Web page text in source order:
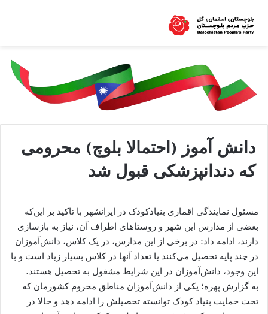
دانش آموز (احتمالا بلوچ) محرومی
که دندانپزشکی قبول شد
مسئول نمایندگی اقماری بنیادکودک در ایرانشهر با تاکید بر این‌که
بعضی از مدارس این شهر و روستاهای اطراف آن، نیاز به بازسازی
دارند، ادامه داد: در برخی از این مدارس، در یک کلاس، دانش‌آموزان
در چند پایه تحصیل می‌کنند یا تعداد آنها در کلاس بسیار زیاد است و با
این وجود، دانش‌آموزان در این شرایط مشغول به تحصیل هستند.
به گزارش پهره؛ یکی از دانش‌آموزان مناطق محروم کشورمان که
تحت حمایت بنیاد کودک توانسته تحصیلش را ادامه دهد و حالا در